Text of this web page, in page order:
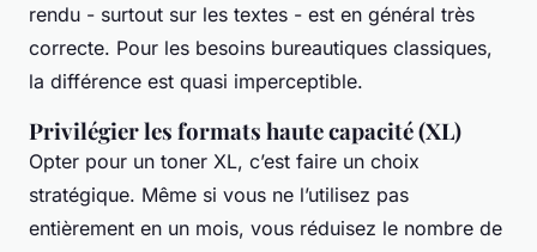
rendu - surtout sur les textes - est en général très
correcte. Pour les besoins bureautiques classiques,
la différence est quasi imperceptible.
Privilégier les formats haute capacité (XL)
Opter pour un toner XL, c’est faire un choix
stratégique. Même si vous ne l’utilisez pas
entièrement en un mois, vous réduisez le nombre de